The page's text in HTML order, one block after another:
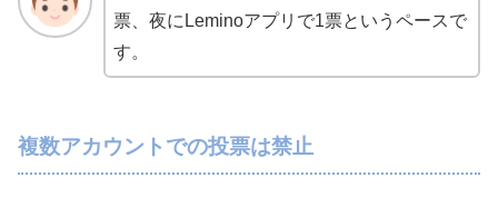
票、夜にLeminoアプリで1票というペースで
す。
複数アカウントでの投票は禁止